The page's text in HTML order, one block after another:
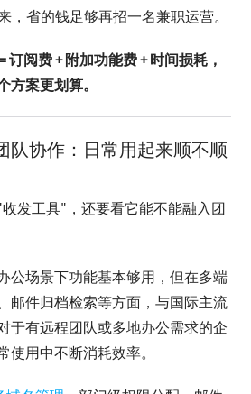
，省的钱足够再招一名兼职运营。
订阅费 + 附加功能费 + 时间损耗，
方案更划算。
队协作：日常用起来顺不顺
发工具"，还要看它能不能融入团
公场景下功能基本够用，但在多端
邮件归档检索等方面，与国际主流
于有远程团队或多地办公需求的企
使用中不断消耗效率。